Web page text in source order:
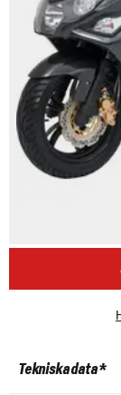
Tekniska data *